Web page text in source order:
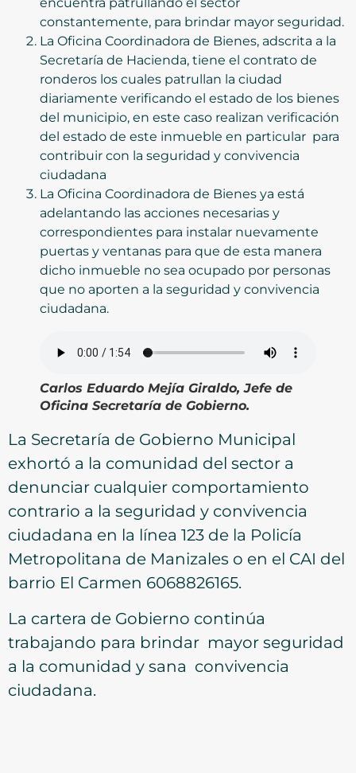
constantemente, para brindar mayor seguridad.
La Oficina Coordinadora de Bienes, adscrita a la
Secretaría de Hacienda, tiene el contrato de
ronderos los cuales patrullan la ciudad
diariamente verificando el estado de los bienes
del municipio, en este caso realizan verificación
del estado de este inmueble en particular para
contribuir con la seguridad y convivencia
ciudadana
La Oficina Coordinadora de Bienes ya está
adelantando las acciones necesarias y
correspondientes para instalar nuevamente
puertas y ventanas para que de esta manera
dicho inmueble no sea ocupado por personas
que no aporten a la seguridad y convivencia
ciudadana.
Carlos Eduardo Mejía Giraldo, Jefe de
Oficina Secretaría de Gobierno.
La Secretaría de Gobierno Municipal
exhortó a la comunidad del sector a
denunciar cualquier comportamiento
contrario a la seguridad y convivencia
ciudadana en la línea 123 de la Policía
Metropolitana de Manizales o en el CAI del
barrio El Carmen 6068826165.
La cartera de Gobierno continúa
trabajando para brindar mayor seguridad
a la comunidad y sana convivencia
ciudadana.